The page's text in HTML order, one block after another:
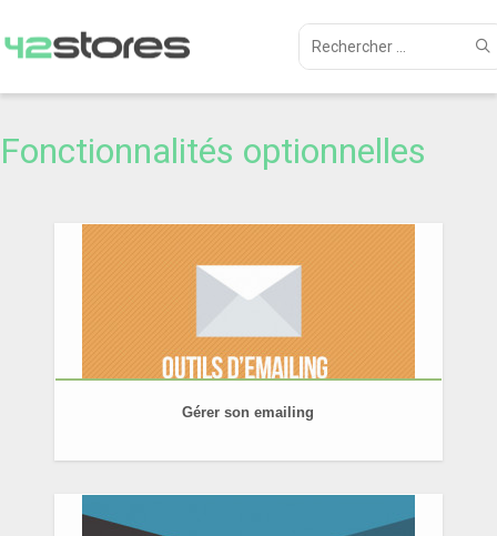
Fonctionnalités optionnelles
Gérer son emailing